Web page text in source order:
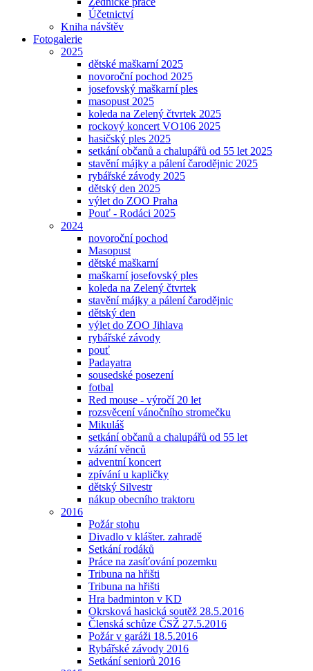
Účetnictví
Kniha návštěv
Fotogalerie
2025
dětské maškarní 2025
novoroční pochod 2025
josefovský maškarní ples
masopust 2025
koleda na Zelený čtvrtek 2025
rockový koncert VO106 2025
hasičský ples 2025
setkání občanů a chalupářů od 55 let 2025
stavění májky a pálení čarodějnic 2025
rybářské závody 2025
dětský den 2025
výlet do ZOO Praha
Pouť - Rodáci 2025
2024
novoroční pochod
Masopust
dětské maškarní
maškarní josefovský ples
koleda na Zelený čtvrtek
stavění májky a pálení čarodějnic
dětský den
výlet do ZOO Jihlava
rybářské závody
pouť
Padayatra
sousedské posezení
fotbal
Red mouse - výročí 20 let
rozsvěcení vánočního stromečku
Mikuláš
setkání občanů a chalupářů od 55 let
vázání věnců
adventní koncert
zpívání u kapličky
dětský Silvestr
nákup obecního traktoru
2016
Požár stohu
Divadlo v klášter. zahradě
Setkání rodáků
Práce na zasíťování pozemku
Tribuna na hřišti
Tribuna na hřišti
Hra badminton v KD
Okrsková hasická soutěž 28.5.2016
Členská schůze ČSŽ 27.5.2016
Požár v garáži 18.5.2016
Rybářské závody 2016
Setkání seniorů 2016